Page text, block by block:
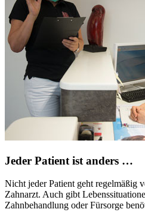
Jeder Patient ist anders …
Nicht jeder Patient geht regelmäßig
Zahnarzt. Auch gibt
Zahnbehandlung oder Fürsorge